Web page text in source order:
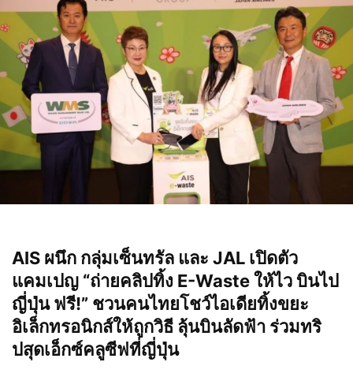
AIS ผนึก กลุ่มเซ็นทรัล และ JAL เปิดตัว
แคมเปญ “ถ่ายคลิปทิ้ง E-Waste ให้ไว บินไป
ญี่ปุ่น ฟรี!” ชวนคนไทยโชว์ไอเดียทิ้งขยะ
อิเล็กทรอนิกส์ให้ถูกวิธี ลุ้นบินลัดฟ้า ร่วมทริ
ปสุดเอ็กซ์คลูซีฟที่ญี่ปุ่น